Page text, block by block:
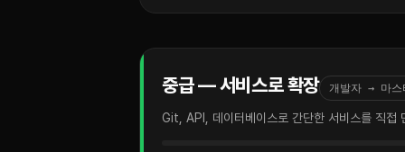
중급 — 서비스로 확장 개발자 → 마스
Git, API, 데이터베이스로 간단한 서비스를 직접